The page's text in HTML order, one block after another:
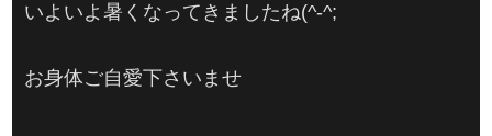
いよいよ暑くなってきましたね(^-^;
お身体ご自愛下さいませ